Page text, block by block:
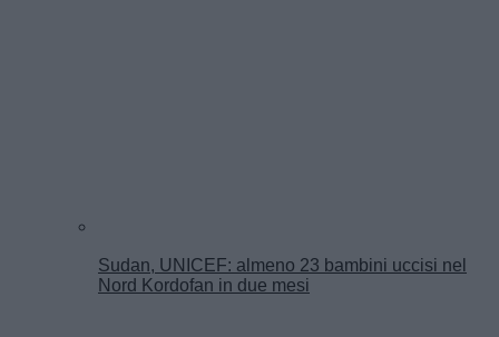
Sudan, UNICEF: almeno 23 bambini uccisi nel
Nord Kordofan in due mesi